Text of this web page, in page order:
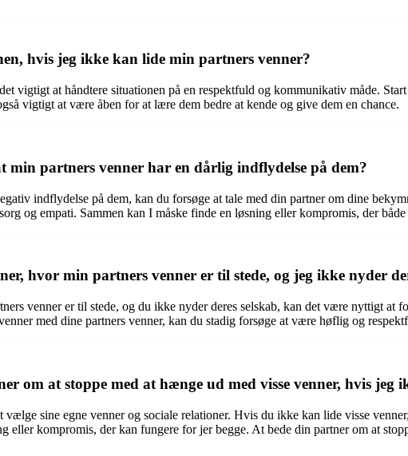
hvis jeg ikke kan lide min partners venner?
vigtigt at håndtere situationen på en respektfuld og kommunikativ måde.
vigtigt at være åben for at lære dem bedre at kende og give dem en chance.
min partners venner har en dårlig indflydelse på dem?
indflydelse på dem, kan du forsøge at tale med din partner om dine
og empati. Sammen kan I måske finde en løsning eller kompromis, der
hvor min partners venner er til stede, og jeg ikke nyder
venner er til stede, og du ikke nyder deres selskab, kan det være nyttigt at
med dine partners venner, kan du stadig forsøge at være høflig og
om at stoppe med at hænge ud med visse venner, hvis jeg
sine egne venner og sociale relationer. Hvis du ikke kan lide visse
eller kompromis, der kan fungere for jer begge. At bede din partner om at